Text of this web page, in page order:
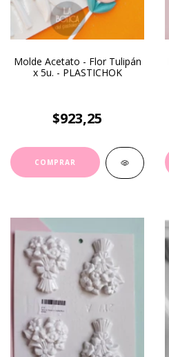
Molde Acetato - Flor Tulipán
x 5u. - PLASTICHOK
$923,25